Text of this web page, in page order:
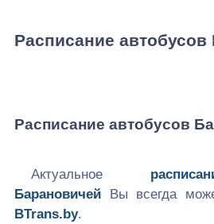
Расписание
Расписание автобусов
Актуальное
Барановичей Вы всегда
BTrans.by.